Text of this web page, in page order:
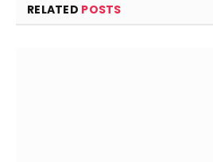
RELATED POSTS